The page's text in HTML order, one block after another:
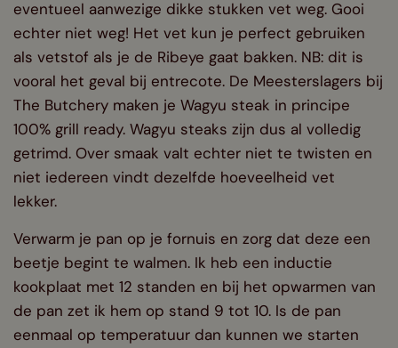
eventueel aanwezige dikke stukken vet weg. Gooi
echter niet weg! Het vet kun je perfect gebruiken
als vetstof als je de Ribeye gaat bakken. NB: dit is
vooral het geval bij entrecote. De Meesterslagers bij
The Butchery maken je Wagyu steak in principe
100% grill ready. Wagyu steaks zijn dus al volledig
getrimd. Over smaak valt echter niet te twisten en
niet iedereen vindt dezelfde hoeveelheid vet
lekker.
Verwarm je pan op je fornuis en zorg dat deze een
beetje begint te walmen. Ik heb een inductie
kookplaat met 12 standen en bij het opwarmen van
de pan zet ik hem op stand 9 tot 10. Is de pan
eenmaal op temperatuur dan kunnen we starten